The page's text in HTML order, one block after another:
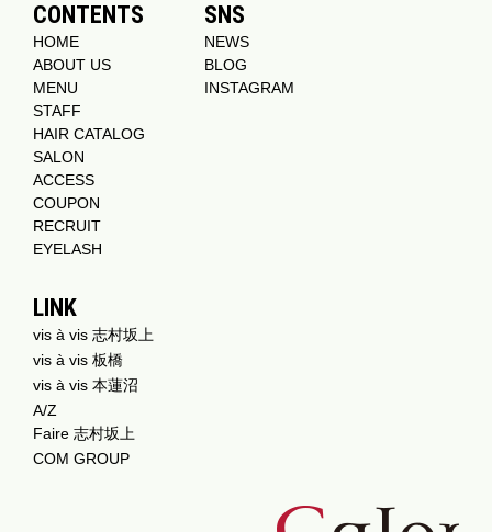
CONTENTS
HOME
ABOUT US
MENU
STAFF
HAIR CATALOG
SALON
ACCESS
COUPON
RECRUIT
EYELASH
SNS
NEWS
BLOG
INSTAGRAM
LINK
vis à vis 志村坂上
vis à vis 板橋
vis à vis 本蓮沼
A/Z
Faire 志村坂上
COM GROUP